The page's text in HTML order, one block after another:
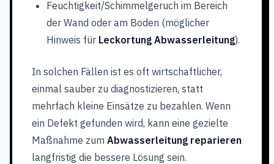
Feuchtigkeit/Schimmelgeruch im Bereich
der Wand oder am Boden (möglicher
Hinweis für Leckortung Abwasserleitung).
In solchen Fällen ist es oft wirtschaftlicher,
einmal sauber zu diagnostizieren, statt
mehrfach kleine Einsätze zu bezahlen. Wenn
ein Defekt gefunden wird, kann eine gezielte
Maßnahme zum Abwasserleitung reparieren
langfristig die bessere Lösung sein.